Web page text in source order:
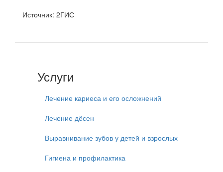
Источник: 2ГИС
Услуги
Лечение кариеса и его осложнений
Лечение дёсен
Выравнивание зубов у детей и взрослых
Гигиена и профилактика